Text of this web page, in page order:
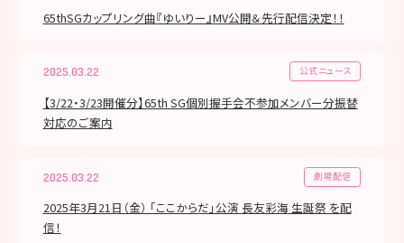
65thSGカップリング曲『ゆいりー』MV公開＆先行配信決定！！
2025.03.22 公式ニュース
【3/22・3/23開催分】65th SG個別握手会不参加メンバー分振替
対応のご案内
2025.03.22 劇場配信
2025年3月21日（金） 「ここからだ」公演 長友彩海 生誕祭 を配
信！